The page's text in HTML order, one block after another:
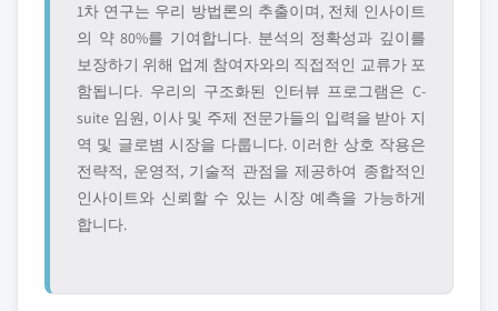
1차 연구는 우리 방법론의 추출이며, 전체 인사이트
의 약 80%를 기여합니다. 분석의 정확성과 깊이를
보장하기 위해 업계 참여자와의 직접적인 교류가 포
함됩니다. 우리의 구조화된 인터뷰 프로그램은 C-
suite 임원, 이사 및 주제 전문가들의 입력을 받아 지
역 및 글로볌 시장을 다룹니다. 이러한 상호 작용은
전략적, 운영적, 기술적 관점을 제공하여 종합적인
인사이트와 신뢰할 수 있는 시장 예측을 가능하게
합니다.